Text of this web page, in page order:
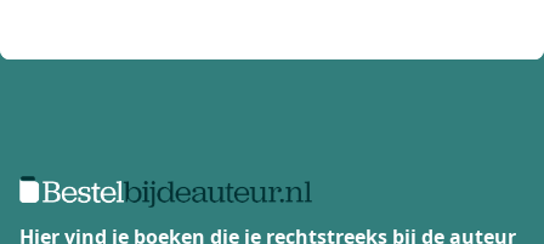
Hier vind je boeken die je rechtstreeks bij de auteur